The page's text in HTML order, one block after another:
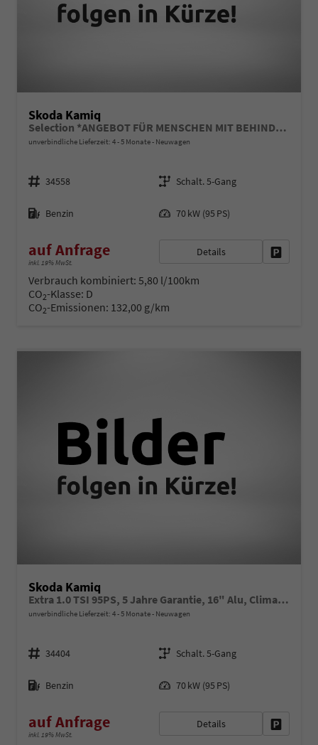
Skoda Kamiq
Selection *ANGEBOT FÜR MENSCHEN MIT BEHINDERUNG AB 50%! 1.0 TSI 95PS, Klimaanlage, Sitzheizung, Parksensoren hinten, LED-Scheinwerfer, Tempomat, Infotainment 8", Virtual Cockpit Nebelscheinwerfer, Dachreling
unverbindliche Lieferzeit: 4 - 5 Monate Neuwagen
Fahrzeugnr.
34558
Getriebe
Schalt. 5-Gang
Kraftstoff
Benzin 70 kW (95 PS)
auf Anfrage
inkl. 19% MwSt.
Details
Verbrauch kombiniert: 5,80 l/100km
CO2-Klasse: D
CO2-Emissionen: 132,00 g/km
Skoda Kamiq
Extra 1.0 TSI 95PS, 5 Jahre Garantie, 16" Alu, Climatronic, Radio 8" + SmartLink, Parksensoren hinten, Rückfahrkamera, Sitzheizung, SunSet, Tempomat, Armlehne, NSW, LED-Scheinwerfer, Dachreling, Virtual Cockpit, Reserverad, M-Lederlenkrad, Easy Start
unverbindliche Lieferzeit: 4 - 5 Monate Neuwagen
Fahrzeugnr.
34404
Getriebe
Schalt. 5-Gang
Kraftstoff
Benzin 70 kW (95 PS)
auf Anfrage
inkl. 19% MwSt.
Details